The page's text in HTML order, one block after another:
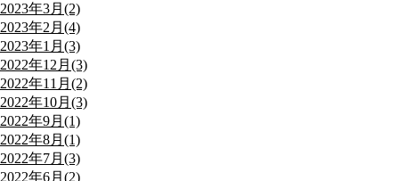
2023年3月(2)
2023年2月(4)
2023年1月(3)
2022年12月(3)
2022年11月(2)
2022年10月(3)
2022年9月(1)
2022年8月(1)
2022年7月(3)
2022年6月(2)